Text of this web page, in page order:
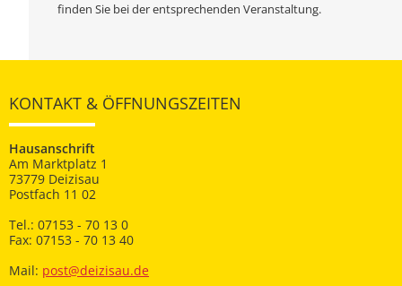
finden Sie bei der entsprechenden Veranstaltung.
KONTAKT & ÖFFNUNGSZEITEN
Hausanschrift
Am Marktplatz 1
73779 Deizisau
Postfach 11 02
Tel.: 07153 - 70 13 0
Fax: 07153 - 70 13 40
Mail: post@deizisau.de